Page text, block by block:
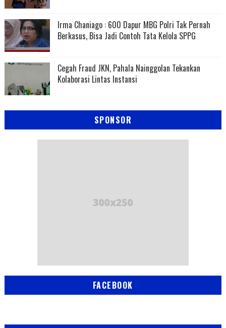
Irma Chaniago : 600 Dapur MBG Polri Tak Pernah
Berkasus, Bisa Jadi Contoh Tata Kelola SPPG
Cegah Fraud JKN, Pahala Nainggolan Tekankan
Kolaborasi Lintas Instansi
SPONSOR
FACEBOOK